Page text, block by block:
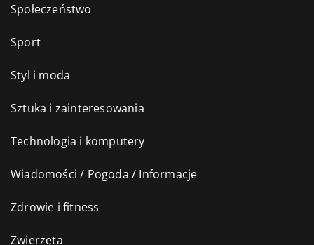
Społeczeństwo
Sport
Styl i moda
Sztuka i zainteresowania
Technologia i komputery
Wiadomości / Pogoda / Informacje
Zdrowie i fitness
Zwierzęta